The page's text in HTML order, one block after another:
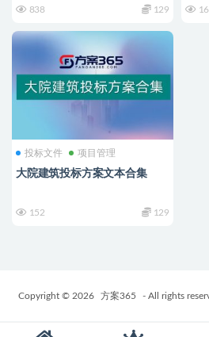
838 129
投标文件 项目管理
大院建筑投标方案文本合集
152 129
Copyright © 2026 方案365 - All rights